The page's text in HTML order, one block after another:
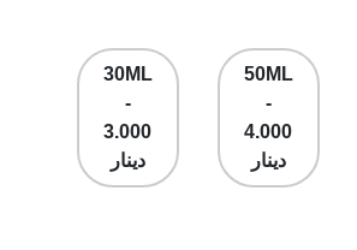
50ML
-
4.000
دينار
30ML
-
3.000
دينار